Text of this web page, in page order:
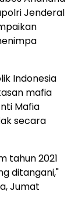
Jenderal
Indonesia
mafia
Mafia
secara
tahun 2021
ditangani,"
Jumat